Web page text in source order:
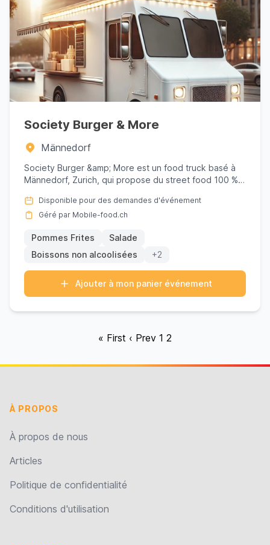
Society Burger & More
Männedorf
Society Burger &amp; More est un food truck basé à
Männedorf, Zurich, qui propose du street food 100 %
Disponible pour des demandes d'événement
Géré par Mobile-food.ch
Pommes Frites
Salade
Boissons non alcoolisées
+2
Ajouter à mon panier événement
« First ‹ Prev 1 2
À PROPOS
À propos de nous
Articles
Politique de confidentialité
Conditions d'utilisation